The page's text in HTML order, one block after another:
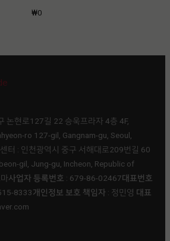
₩0
논현로127길 22 승욱프라자 4층 4F,
ro 127-gil, Gangnam-gu, Seoul,
터 : 인천광역시 중구 서해대로209번길 60
gil, Jung-gu, Incheon, Republic of
사업자 등록번호 : 679-86-02467ㅤ대표번호
8333ㅤ개인정보 보호 책임자 : 정민영 ㅤ 대표